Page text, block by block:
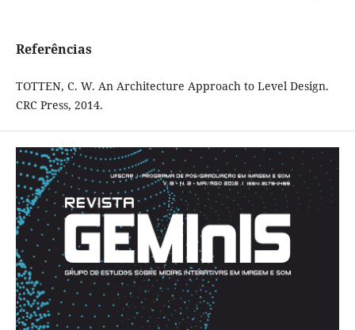
Referências
TOTTEN, C. W. An Architecture Approach to Level Design.
CRC Press, 2014.